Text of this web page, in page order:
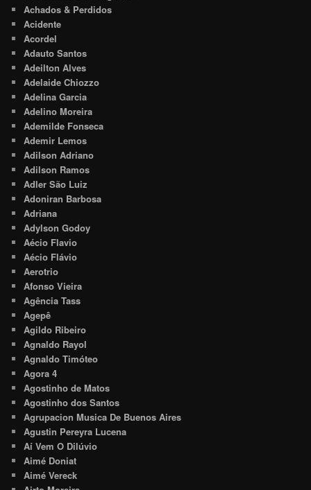
Achados & Perdidos
Acidente
Acordel
Adauto Santos
Adeilton Alves
Adelaide Chiozzo
Adelina Garcia
Adelino Moreira
Ademilde Fonseca
Ademir Lemos
Adilson Adriano
Adilson Ramos
Adler São Luiz
Adoniran Barbosa
Adriana
Adylson Godoy
Aécio Flavio
Aécio Flávio
Aerotrio
Afonso Vieira
Agência Tass
Agepê
Agildo Ribeiro
Agnaldo Rayol
Agnaldo Timóteo
Agora 4
Agostinho de Matos
Agostinho dos Santos
Agrupacion Musica De Buenos Aires
Agustin Pereyra Lucena
Aí Vem O Dilúvio
Aimé Doniat
Aimé Vereck